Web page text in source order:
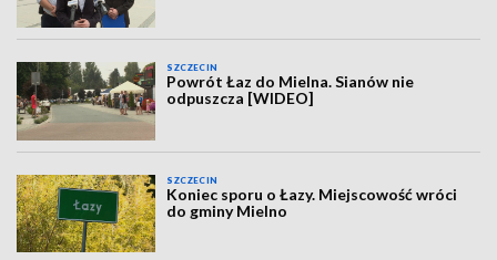
SZCZECIN
Powrót Łaz do Mielna. Sianów nie
odpuszcza [WIDEO]
SZCZECIN
Koniec sporu o Łazy. Miejscowość wróci
do gminy Mielno